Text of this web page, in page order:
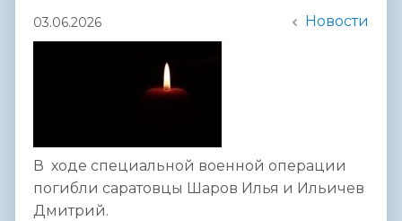
03.06.2026 Новости
В ходе специальной военной операции
погибли саратовцы Шаров Илья и Ильичев
Дмитрий.